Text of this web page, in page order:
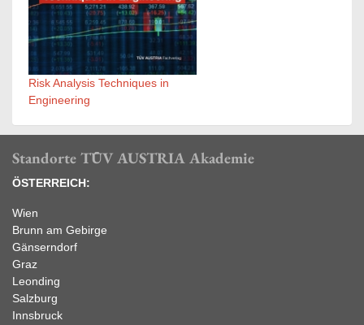
Risk Analysis Techniques in
Engineering
Standorte TÜV AUSTRIA Akademie
ÖSTERREICH:
Wien
Brunn am Gebirge
Gänserndorf
Graz
Leonding
Salzburg
Innsbruck